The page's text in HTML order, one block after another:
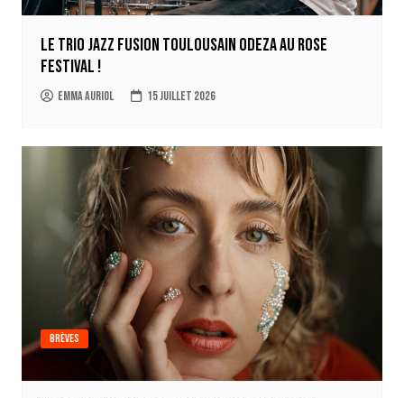
Le trio jazz fusion toulousain ODEZA au Rose
Festival !
Emma Auriol 15 juillet 2026
Brèves